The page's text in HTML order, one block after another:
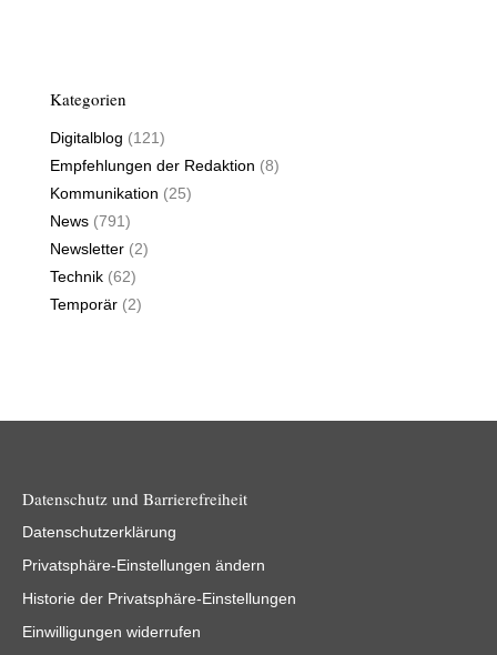
Kategorien
Digitalblog (121)
Empfehlungen der Redaktion (8)
Kommunikation (25)
News (791)
Newsletter (2)
Technik (62)
Temporär (2)
Datenschutz und Barrierefreiheit
Datenschutzerklärung
Privatsphäre-Einstellungen ändern
Historie der Privatsphäre-Einstellungen
Einwilligungen widerrufen